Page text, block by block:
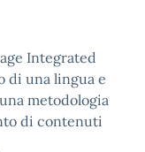
Integrated
di una lingua e
metodologia
di contenuti